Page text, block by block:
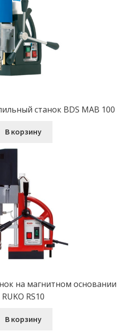
станок BDS MAB 100
В корзину
на магнитном основании
RUKO RS10
В корзину